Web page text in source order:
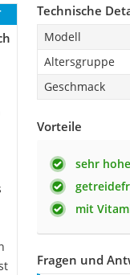
Technische
Modell
Altersgruppe
Geschmack
Vorteile
sehr
mit
Fragen und